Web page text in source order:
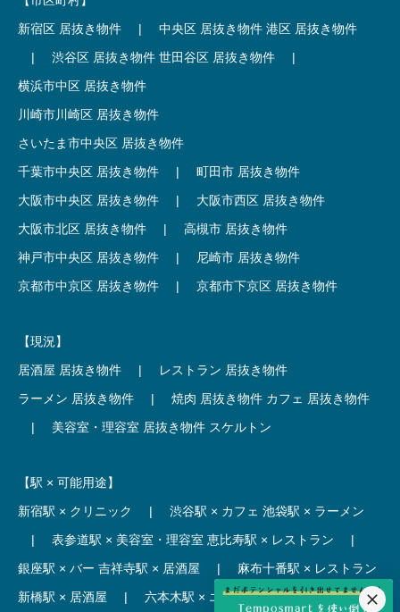
新宿区 居抜き物件
| 中央区 居抜き物件 港区 居抜き物件
|
渋谷区 居抜き物件 世田谷区 居抜き物件
|
横浜市中区 居抜き物件
川崎市川崎区 居抜き物件
さいたま市中央区 居抜き物件
千葉市中央区 居抜き物件
|
町田市 居抜き物件
大阪市中央区 居抜き物件
|
大阪市西区 居抜き物件
大阪市北区 居抜き物件
|
高槻市 居抜き物件
神戸市中央区 居抜き物件
|
尼崎市 居抜き物件
京都市中京区 居抜き物件
| 京都市下京区 居抜き物件
【現況】
居酒屋 居抜き物件
|
レストラン 居抜き物件
ラーメン 居抜き物件
| 焼肉 居抜き物件 カフェ 居抜き物件
|
美容室・理容室 居抜き物件 スケルトン
【駅 × 可能用途】
新宿駅 × クリニック
| 渋谷駅 × カフェ 池袋駅 × ラーメン
|
表参道駅 × 美容室・理容室 恵比寿駅 × レストラン
|
銀座駅 × バー 吉祥寺駅 × 居酒屋 |
麻布十番駅 × レストラン
新橋駅 × 居酒屋
| 六本木駅 × エステ・マッサージ・サロン